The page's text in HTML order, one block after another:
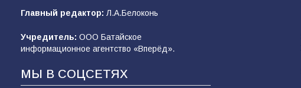
Главный редактор: Л.А.Белоконь
Учредитель: ООО Батайское
информационное агентство «Вперёд».
МЫ В СОЦСЕТЯХ